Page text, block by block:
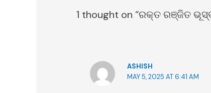
1 thought on “ରକ୍ତ ରଞ୍ଜିତ
ASHISH
MAY 5, 2025 AT 6:41 AM